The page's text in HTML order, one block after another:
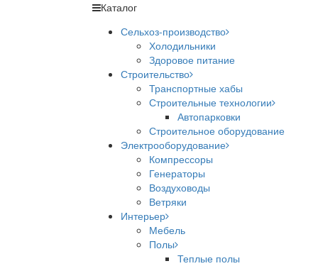
Каталог
Сельхоз-производство
Холодильники
Здоровое питание
Строительство
Транспортные хабы
Строительные технологии
Автопарковки
Строительное оборудование
Электрооборудование
Компрессоры
Генераторы
Воздуховоды
Ветряки
Интерьер
Мебель
Полы
Теплые полы